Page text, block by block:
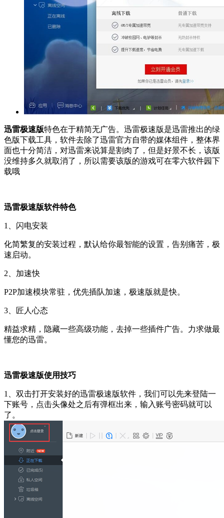
迅雷极速版特色在于精简无广告。迅雷极速版是迅雷推出的绿
色版下载工具，软件去除了迅雷官方自带的媒体组件，整体界
面也十分简洁，对迅雷来说算是割肉了，但是好景不长，该版
没维持多久就取消了，所以需要该版的游戏可在零六软件园下
载哦
迅雷极速版软件特色
1、闪电安装
化简繁复的安装过程，默认给你最智能的设置，告别痛苦，极
速启动。
2、加速快
P2P加速模块常驻，优先插队加速，极速版就是快。
3、匠人心态
精益求精，隐藏一些高级功能，去掉一些插件广告。力求做最
懂您的迅雷。
迅雷极速版使用技巧
1、双击打开安装好的迅雷极速版软件，我们可以先来登陆一
下账号，点击头像处之后有弹框出来，输入账号密码就可以
了。